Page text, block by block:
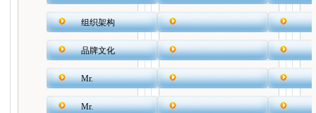
组织架构
品牌文化
Mr.
Mr.